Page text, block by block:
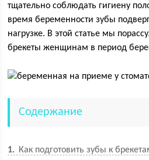
тщательно соблюдать гигиену
время беременности зубы
нагрузке. В этой статье мы
брекеты женщинам в период
Содержание
1 Как подготовить зубы к